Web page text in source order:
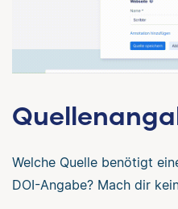
Welche Quelle benötigt
DOI-Angabe? Mach dir